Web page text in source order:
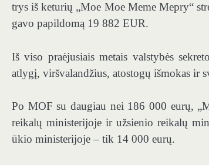
trys iš keturių „Moe Moe Meme Mepry“
gavo papildomą 19 882 EUR.
Iš viso praėjusiais metais valstybės
atlygį, viršvalandžius, atostogų išmokas ir
Po MOF su daugiau nei 186 000 eurų,
reikalų ministerijoje ir užsienio reikalų
ūkio ministerijoje – tik 14 000 eurų.